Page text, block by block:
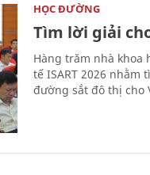
HỌC ĐƯỜNG
Tìm lời giải
Hàng trăm nhà khoa
tế ISART 2026
đường sắt đô thị cho